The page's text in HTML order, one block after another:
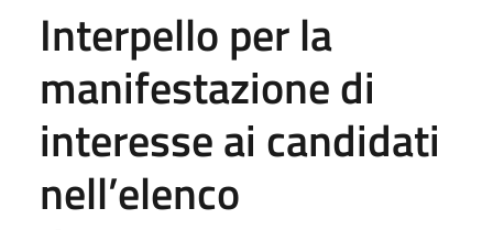
Interpello per la
manifestazione di
interesse ai candidati
nell’elenco